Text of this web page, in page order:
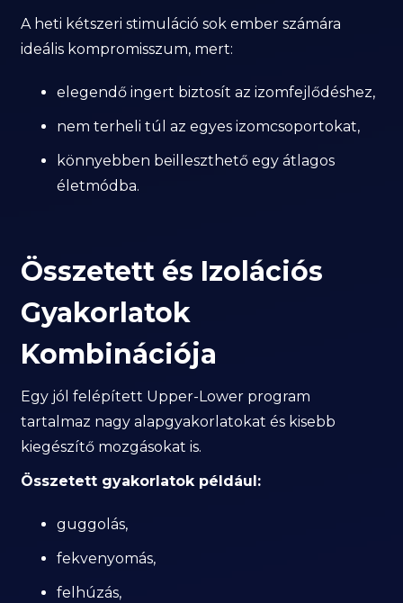
A heti kétszeri stimuláció sok ember számára
ideális kompromisszum, mert:
elegendő ingert biztosít az izomfejlődéshez,
nem terheli túl az egyes izomcsoportokat,
könnyebben beilleszthető egy átlagos
életmódba.
Összetett és Izolációs
Gyakorlatok
Kombinációja
Egy jól felépített Upper-Lower program
tartalmaz nagy alapgyakorlatokat és kisebb
kiegészítő mozgásokat is.
Összetett gyakorlatok például:
guggolás,
fekvenyomás,
felhúzás,